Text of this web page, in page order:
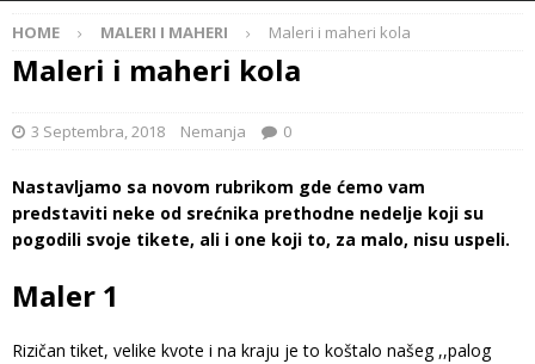
HOME MALERI I MAHERI Maleri i maheri kola
Maleri i maheri kola
3 Septembra, 2018 Nemanja 0
Nastavljamo sa novom rubrikom gde ćemo vam
predstaviti neke od srećnika prethodne nedelje koji su
pogodili svoje tikete, ali i one koji to, za malo, nisu uspeli.
Maler 1
Rizičan tiket, velike kvote i na kraju je to koštalo našeg ,,palog